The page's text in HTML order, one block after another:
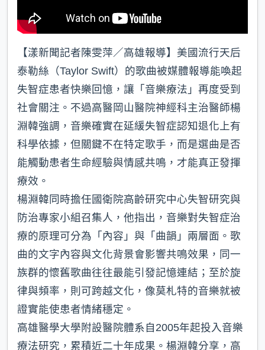
【漾新聞記者陳雯萍／高雄報導】美國流行天后
泰勒絲（Taylor Swift）的歌曲被媒體報導能喚起
失智症患者快樂回憶，讓「音樂療法」再度受到
社會關注。不過高醫岡山醫院神經科主治醫師楊
淵韓強調，音樂確實在延緩失智症認知退化上有
科學依據，但關鍵不在特定歌手，而是選曲是否
能觸動患者生命經驗與情感共鳴，才能真正發揮
療效。
楊淵韓同時擔任國衛院高齡研究中心失智研究與
防治專家小組召集人，他指出，音樂對失智症治
療的原理可分為「內容」與「曲韻」兩層面。歌
曲的文字內容與文化背景會影響共鳴效果，同一
族群的懷舊歌曲往往最能引發記憶連結；至於旋
律與頻率，則可跨越文化，像莫札特的音樂就被
證實能使患者情緒穩定。
高雄醫學大學附設醫院體系自2005年起投入音樂
療法研究，累積近二十年成果。楊淵韓分享，高